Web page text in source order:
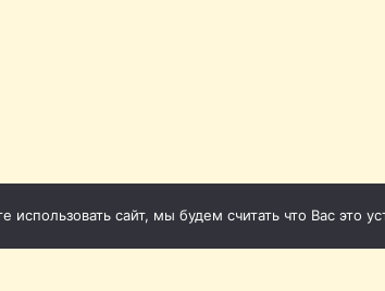
сайт, мы будем считать что Вас это